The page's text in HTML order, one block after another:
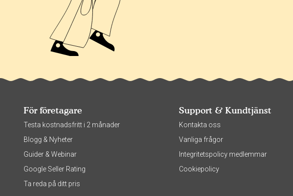
För företagare
Testa kostnadsfritt i 2 månader
Blogg & Nyheter
Guider & Webinar
Google Seller Rating
Ta reda på ditt pris
Support & Kundtjänst
Kontakta oss
Vanliga frågor
Integritetspolicy medlemmar
Cookiepolicy